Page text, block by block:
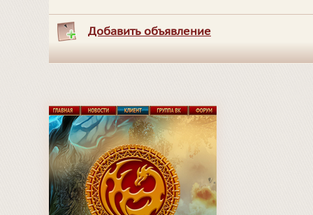
Добавить объявление